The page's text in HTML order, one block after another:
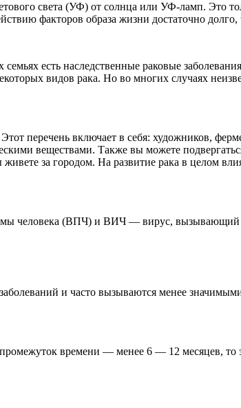
света (УФ) от солнца или УФ-ламп. Это
факторов образа жизни достаточно
есть наследственные раковые
видов рака. Но во многих случаях
перечень включает в себя: художников,
веществами. Также вы можете
за городом. На развитие рака в целом
человека (ВПЧ) и ВИЧ –– вирус,
и часто вызываются менее
времени –– менее 6 — 12 месяцев, то